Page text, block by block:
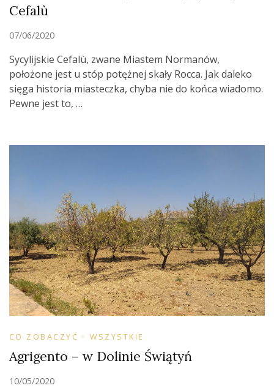
Cefalù
07/06/2020
Sycylijskie Cefalù, zwane Miastem Normanów,
położone jest u stóp potężnej skały Rocca. Jak daleko
sięga historia miasteczka, chyba nie do końca wiadomo.
Pewne jest to, …
CO ZOBACZYĆ WSZYSTKIE
Agrigento – w Dolinie Świątyń
10/05/2020